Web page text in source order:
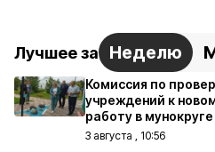
Лучшее за Неделю
Комиссия по
учреждений к
работу в мунокруге
3 августа , 10:56